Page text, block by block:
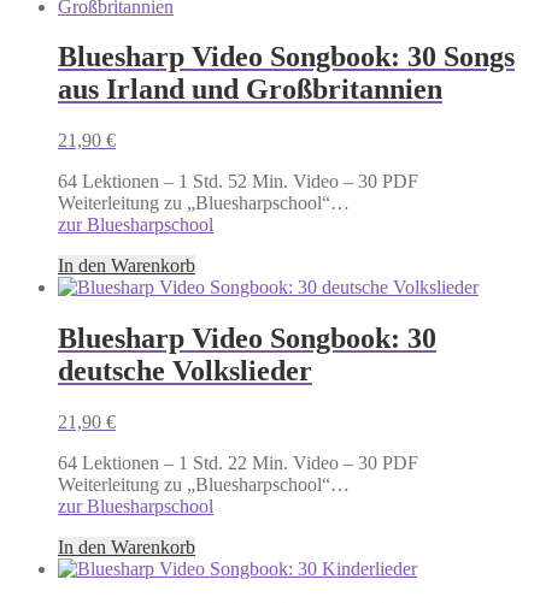
Bluesharp Video Songbook: 30 Songs
aus Irland und Großbritannien
21,90 €
64 Lektionen – 1 Std. 52 Min. Video – 30 PDF
Weiterleitung zu „Bluesharpschool“…
zur Bluesharpschool
In den Warenkorb
Bluesharp Video Songbook: 30
deutsche Volkslieder
21,90 €
64 Lektionen – 1 Std. 22 Min. Video – 30 PDF
Weiterleitung zu „Bluesharpschool“…
zur Bluesharpschool
In den Warenkorb